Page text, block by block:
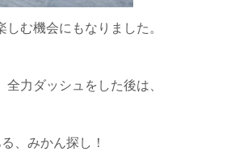
む機会にもなりました。
全力ダッシュをした後は、
、みかん探し！